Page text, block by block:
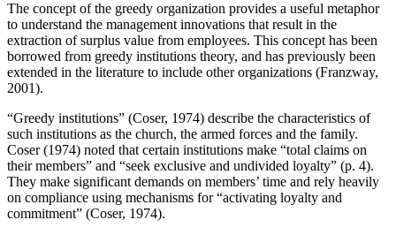
The concept of the greedy organization provides a useful metaphor
to understand the management innovations that result in the
extraction of surplus value from employees. This concept has been
borrowed from greedy institutions theory, and has previously been
extended in the literature to include other organizations (Franzway,
2001).
“Greedy institutions” (Coser, 1974) describe the characteristics of
such institutions as the church, the armed forces and the family.
Coser (1974) noted that certain institutions make “total claims on
their members” and “seek exclusive and undivided loyalty” (p. 4).
They make significant demands on members’ time and rely heavily
on compliance using mechanisms for “activating loyalty and
commitment” (Coser, 1974).